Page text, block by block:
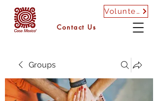
Volunteer
Contact Us
Groups